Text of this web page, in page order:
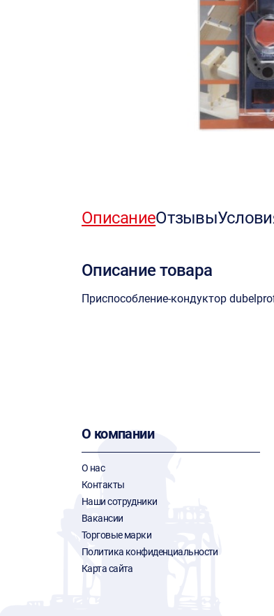
ОписаниеОтзывы
Описание товара
Приспособление-кондуктор
О компании
О нас
Контакты
Наши сотрудники
Вакансии
Торговые марки
Политика конфиденциальности
Карта сайта